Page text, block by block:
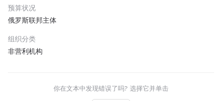
预算状况
俄罗斯联邦主体
组织分类
非营利机构
你在文本中发现错误了吗? 选择它并单击